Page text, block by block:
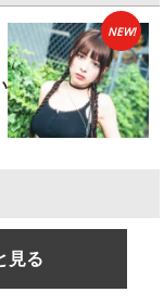
NEW!
見る